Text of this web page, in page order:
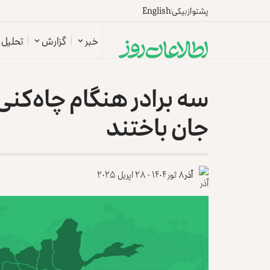
پشتوازبیکیEnglish
خبر گزارش تحلیل
سه برادر هنگام
جان باختند
آذر۸ ثور ۱۴۰۴ - ۲۸ اپریل ۲۰۲۵